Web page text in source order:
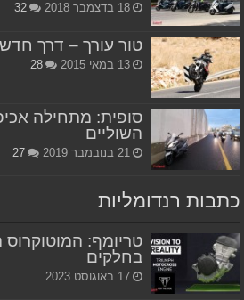
18 בדצמבר 2018 32
טור עורך – דרך
13 במאי 2015 28
סופית: מתחילה
השוליים
21 בנובמבר 2019 27
כתבות רנדומליות
טריומף:
בחלקים
17 באוגוסט 2023